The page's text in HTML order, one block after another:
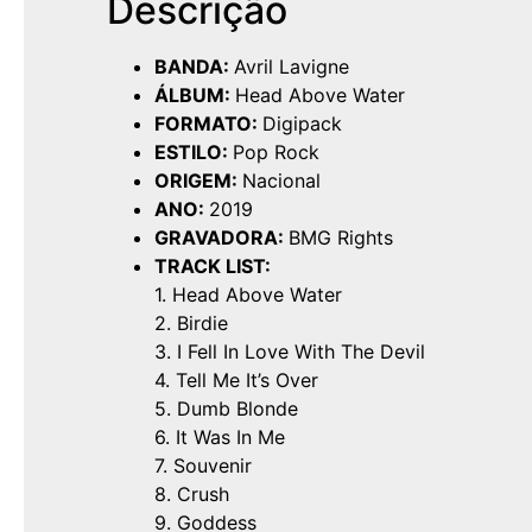
Descrição
BANDA: Avril Lavigne
ÁLBUM: Head Above Water
FORMATO: Digipack
ESTILO: Pop Rock
ORIGEM: Nacional
ANO: 2019
GRAVADORA: BMG Rights
TRACK LIST:
1. Head Above Water
2. Birdie
3. I Fell In Love With The Devil
4. Tell Me It’s Over
5. Dumb Blonde
6. It Was In Me
7. Souvenir
8. Crush
9. Goddess